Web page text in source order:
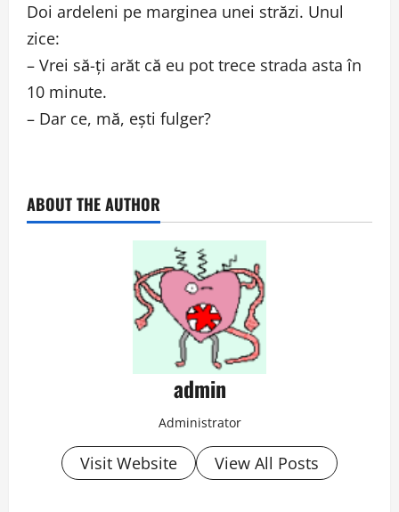
Doi ardeleni pe marginea unei străzi. Unul
zice:
– Vrei să-ţi arăt că eu pot trece strada asta în
10 minute.
– Dar ce, mă, eşti fulger?
ABOUT THE AUTHOR
admin
Administrator
Visit Website View All Posts